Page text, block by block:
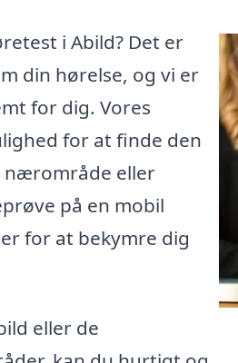
i Abild? Det er
din hørelse, og vi er
for dig. Vores
for at finde den
nærområde eller
på en mobil
for at bekymre dig
eller de